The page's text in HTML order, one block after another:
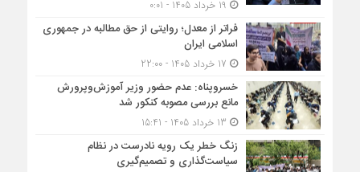
فراتر از معدل؛ روایتی از حق مطالبه در جمهوری
اسلامی ایران
خسروپناه: عدم حضور وزیر آموزش‌وپرورش
مانع بررسی مصوبه کنکور شد
زنگ خطر یک رویه نادرست در نظام
سیاست‌گذاری و تصمیم‌گیری